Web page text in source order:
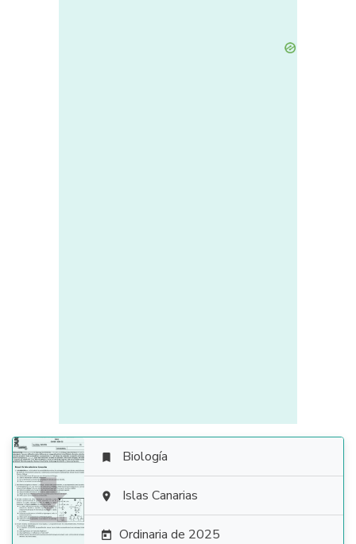

 Biología
 Islas Canarias
 Ordinaria de 2025